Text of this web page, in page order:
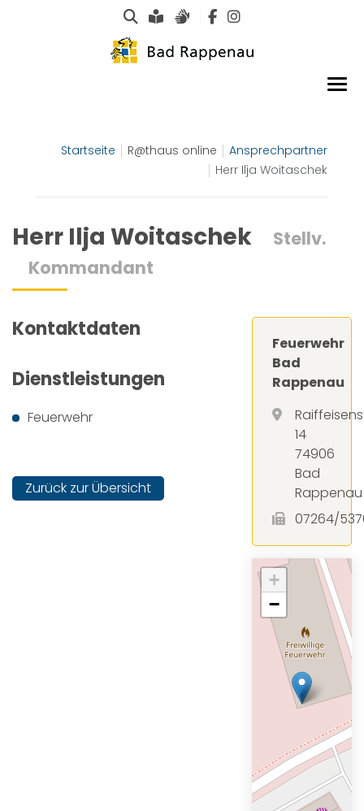
Suche
Leichte Sprache
Gebärdensprachen
Startseite R@thaus online
Ansprechpartner
Herr Ilja Woitaschek
Herr Ilja Woitaschek
Stellv.
Kommandant
Kontaktdaten
Dienstleistungen
Feuerwehr
Zurück zur Übersicht
Feuerwehr
Bad
Rappenau
14
74906
Bad
Rappenau
07264/
+
−